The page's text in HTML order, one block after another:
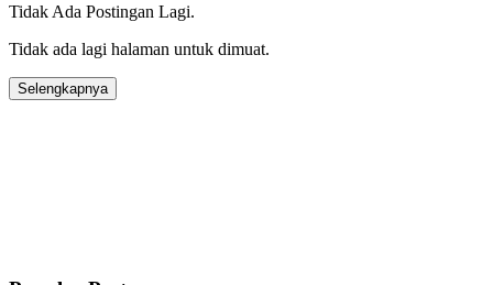
Tidak Ada Postingan Lagi.
Tidak ada lagi halaman untuk dimuat.
Selengkapnya